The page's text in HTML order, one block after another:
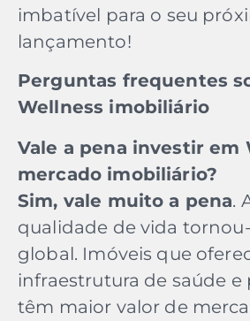
imbatível para o seu
lançamento!
Perguntas frequentes
Wellness imobiliário
Vale a pena investir em
mercado imobiliário?
Sim, vale muito a pena.
qualidade de vida
global. Imóveis que
infraestrutura de saúde e
têm maior valor de